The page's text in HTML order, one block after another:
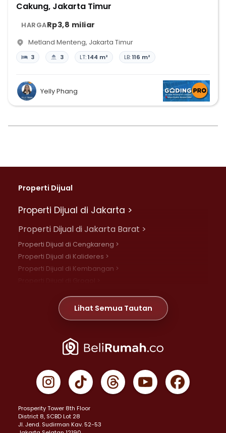
Cakung, Jakarta Timur
HARGARp3,8 miliar
Metland Menteng, Jakarta Timur
3 3 LT:144 m² LB:116 m²
Yelly Phang
Properti Dijual
Properti Dijual di Jakarta >
Properti Dijual di Jakarta Barat >
Properti Dijual di Cengkareng >
Properti Dijual di Kalideres >
Properti Dijual di Kembangan >
Properti Dijual di Meruya >
Properti Dijual di Jelambar >
Properti Dijual di Jakarta Pusat >
Properti Dijual di Gambir >
Properti Dijual di Johar Baru >
Properti Dijual di Menteng >
Properti Dijual di Senen >
Lihat Semua Tautan
Prosperity Tower 8th Floor
District 8, SCBD Lot 28
JI. Jend. Sudirman Kav. 52-53